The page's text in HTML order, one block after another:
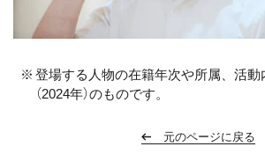
登場する人物の在籍年次や所属、活
（2024年）のものです。
元のページに戻る